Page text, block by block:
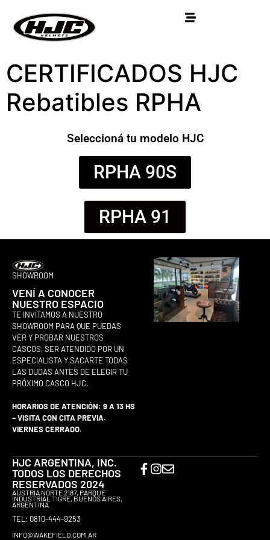
CERTIFICADOS HJC
Rebatibles RPHA
Seleccioná tu modelo HJC
RPHA 90S
RPHA 91
SHOWROOM
VENÍ A CONOCER
NUESTRO ESPACIO
TE INVITAMOS A NUESTRO
SHOWROOM PARA QUE PUEDAS
VER Y PROBAR NUESTROS
CASCOS, SER ATENDIDO POR UN
ESPECIALISTA Y SACARTE TODAS
LAS DUDAS ANTES DE ELEGIR TU
PRÓXIMO CASCO HJC.
HORARIOS DE ATENCIÓN: 9 A 13 HS
– VISITA CON CITA PREVIA.
VIERNES CERRADO.
HJC ARGENTINA, INC.
TODOS LOS DERECHOS
RESERVADOS 2024
AUSTRIA NORTE 2187, PARQUE
INDUSTRIAL TIGRE, BUENOS AIRES,
ARGENTINA.
TEL: 0810-444-9253
INFO@WAKEFIELD.COM.AR